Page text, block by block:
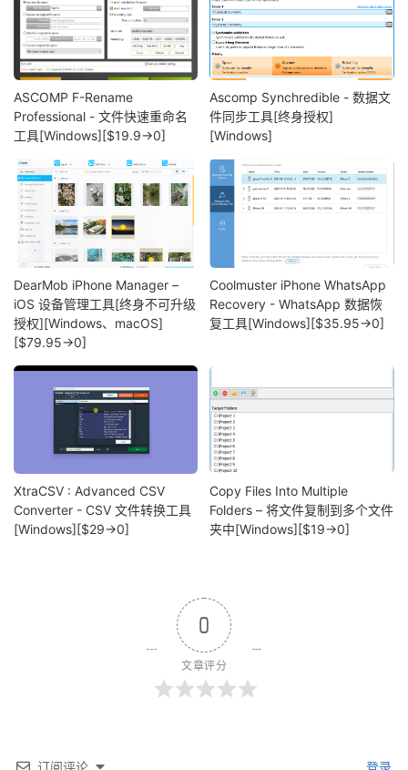
ASCOMP F-Rename
Professional - 文件快速重命名
工具[Windows][$19.9→0]
Ascomp Synchredible - 数据文
件同步工具[终身授权]
[Windows]
DearMob iPhone Manager –
iOS 设备管理工具[终身不可升级
授权][Windows、macOS]
[$79.95→0]
Coolmuster iPhone WhatsApp
Recovery - WhatsApp 数据恢
复工具[Windows][$35.95→0]
XtraCSV : Advanced CSV
Converter - CSV 文件转换工具
[Windows][$29→0]
Copy Files Into Multiple
Folders – 将文件复制到多个文件
夹中[Windows][$19→0]
0
文章评分